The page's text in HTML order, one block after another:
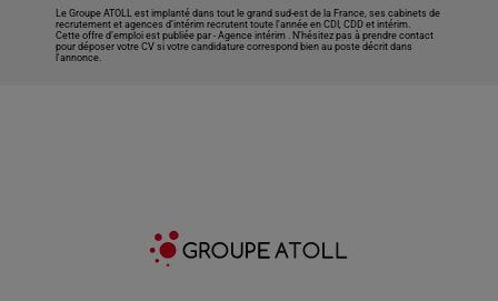
Le Groupe ATOLL est implanté dans tout le grand sud-est de la France, ses cabinets de
recrutement et agences d’intérim recrutent toute l’année en CDI, CDD et intérim.
Cette offre d’emploi est publiée par -Agence intérim . N’hésitez pas à prendre contact
pour déposer votre CV si votre candidature correspond bien au poste décrit dans
l'annonce.